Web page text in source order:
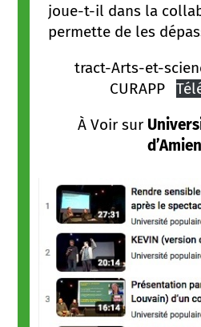
joue-t-il dans la
permette de les
tract-Arts-et-
CURAPP
À Voir sur